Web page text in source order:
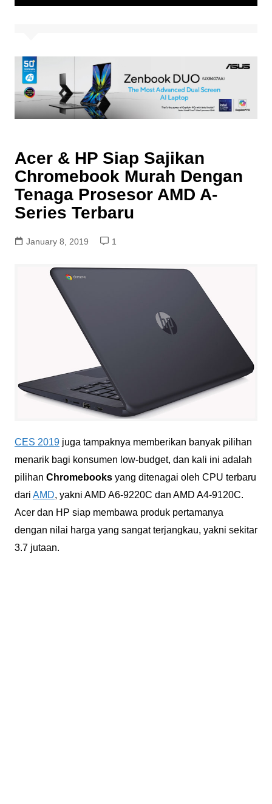
Acer & HP Siap Sajikan
Chromebook Murah Dengan
Tenaga Prosesor AMD A-
Series Terbaru
January 8, 2019 1
CES 2019juga tampaknya memberikan banyak pilihan
menarik bagi konsumen low-budget, dan kali ini adalah
pilihan Chromebooksyang ditenagai oleh CPU terbaru
dari AMD, yakni AMD A6-9220C dan AMD A4-9120C.
Acer dan HP siap membawa produk pertamanya
dengan nilai harga yang sangat terjangkau, yakni sekitar
3.7 jutaan.